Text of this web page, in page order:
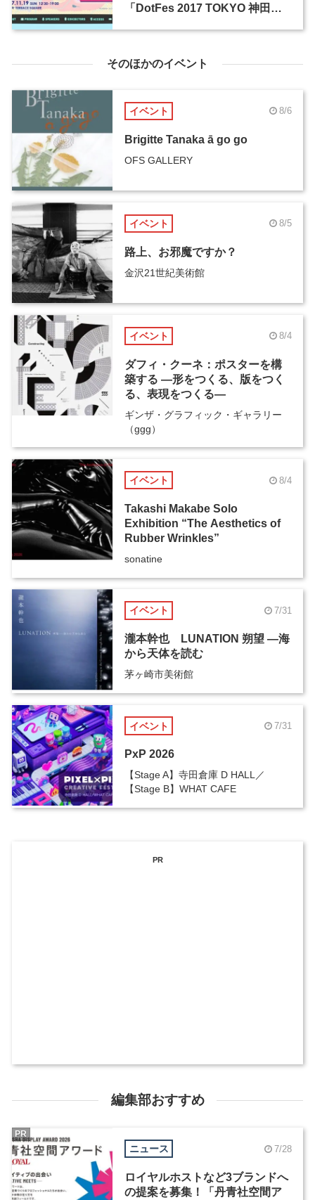
「DotFes 2017 TOKYO 神田錦
そのほかのイベント
イベント 8/6
Brigitte Tanaka ā go go
OFS GALLERY
イベント 8/5
路上、お邪魔ですか？
金沢21世紀美術館
イベント 8/4
ダフィ・クーネ：ポスターを構
築する ―形をつくる、版をつく
る、表現をつくる―
ギンザ・グラフィック・ギャラリー
（ggg）
イベント 8/4
Takashi Makabe Solo
Exhibition “The Aesthetics of
Rubber Wrinkles”
sonatine
イベント 7/31
瀧本幹也 LUNATION 朔望 ―海
から天体を読む
茅ヶ崎市美術館
イベント 7/31
PxP 2026
【Stage A】寺田倉庫 D HALL／
【Stage B】WHAT CAFE
PR
編集部おすすめ
ニュース 7/28
ロイヤルホストなど3ブランドへ
の提案を募集！「丹青社空間ア
PR